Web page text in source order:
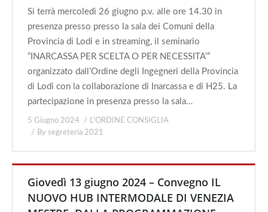
Si terrà mercoledì 26 giugno p.v. alle ore 14.30 in
presenza presso presso la sala dei Comuni della
Provincia di Lodi e in streaming, il seminario
“INARCASSA PER SCELTA O PER NECESSITA’”
organizzato dall’Ordine degli Ingegneri della Provincia
di Lodi con la collaborazione di Inarcassa e di H25. La
partecipazione in presenza presso la sala…
5 Giugno 2024
L'ORDINE CONSIGLIA
By segreteria 2021
Giovedì 13 giugno 2024 – Convegno IL
NUOVO HUB INTERMODALE DI VENEZIA